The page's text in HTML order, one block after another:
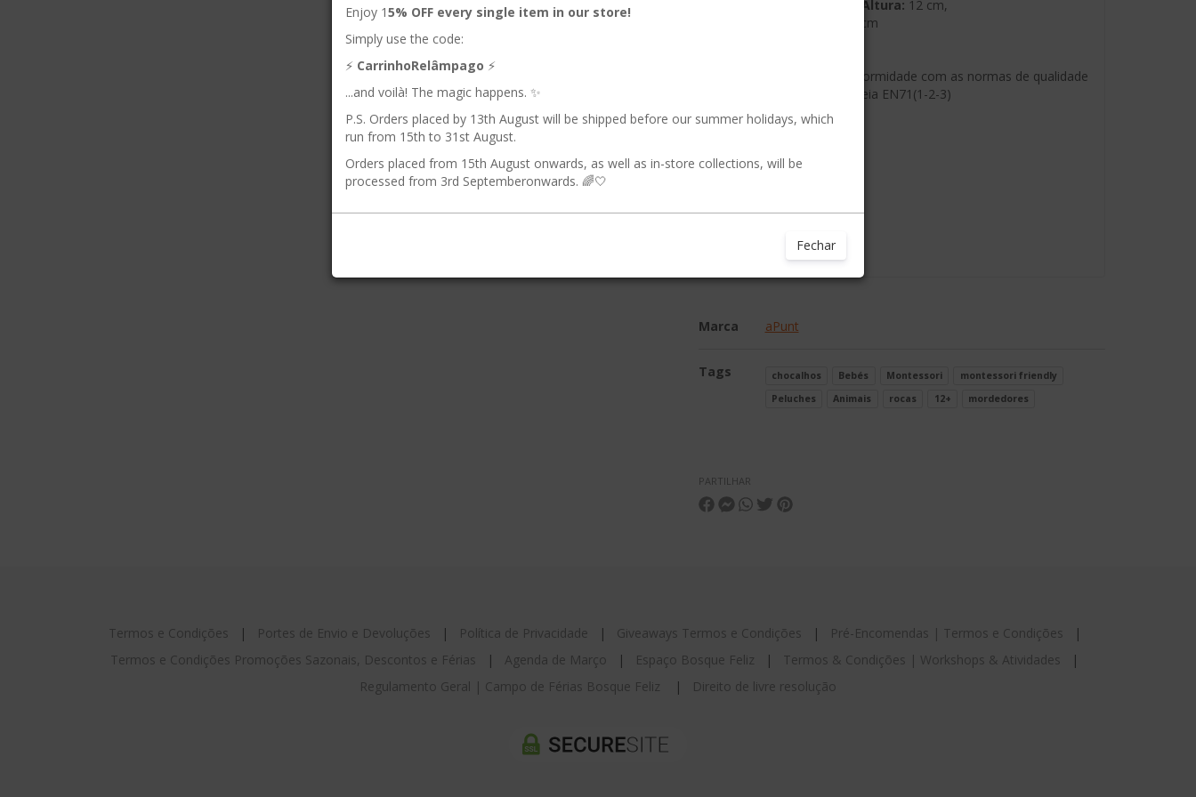
Medidas aproximadas: Altura: 12 cm,
6 cm
Em conformidade com as normas de qualidade
exigidas pela União Europeia EN71(1-2-3)
Marca aPunt
Tags chocalhos Bebés Montessori
montessori friendly
Peluches
Animais rocas 12+ mordedores
PARTILHAR
Termos e Condições | Portes de Envio e Devoluções | Política de Privacidade | Giveaways Termos e Condições | Pré-Encomendas | Termos e Condições |
Termos e Condições Promoções Sazonais, Descontos e Férias | Agenda de Março | Espaço Bosque Feliz | Termos & Condições | Workshops & Atividades |
Regulamento Geral | Campo de Férias Bosque Feliz
| Direito de livre resolução
Enjoy 15% OFF every single item in our store!
Simply use the code:
⚡️ CarrinhoRelâmpago ⚡️
...and voilà! The magic happens. ✨
P.S. Orders placed by 13th August will be shipped before our summer holidays, which
run from 15th to 31st August.
Orders placed from 15th August onwards, as well as in-store collections, will be
processed from 3rd Septemberonwards. 🌈🤍
Fechar